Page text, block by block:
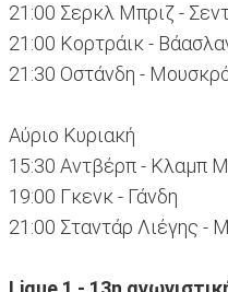
21:00 Σερκλ Μπριζ -
21:00 Κορτράικ -
21:30 Οστάνδη -
Αύριο Κυριακή
15:30 Αντβέρπ - Κλαμπ
19:00 Γκενκ - Γάνδη
21:00 Σταντάρ Λιέγης -